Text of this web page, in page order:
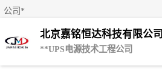
公司*
北京嘉铭恒达科技有限公司
**UPS电源技术工程公司